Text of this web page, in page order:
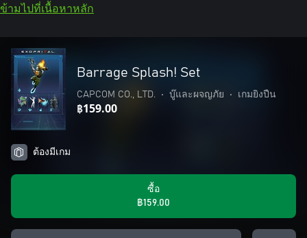
ข้ามไปที่เนื้อหาหลัก
Barrage Splash! Set
CAPCOM CO., LTD. • บู๊และผจญภัย • เกมยิงปืน
฿159.00
ต้องมีเกม
ซื้อ
฿159.00